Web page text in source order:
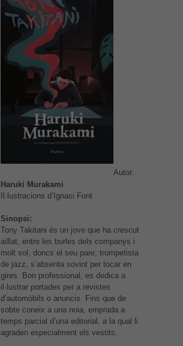
Autor:
Haruki Murakami
Il·lustracions d’Ignasi Font
Sinopsi:
Tony Takitani és un jove que ha crescut
aïllat, entre les burles dels companys i
molt sol, doncs el seu pare, trompetista
de jazz, s’absenta sovint per tocar en
gires. Bon professional, es dedica a
il·lustrar portades per a revistes
d’automòbils o anuncis. Fins que de
sobte coneix a una noia, emprada a
temps parcial d’una editorial, a la qual li
agraden especialment els vestits.